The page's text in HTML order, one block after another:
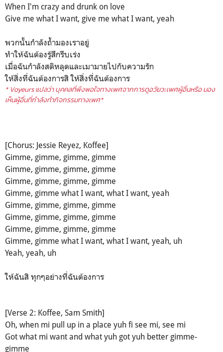
When I'm crazy and drunk on love
Give me what I want, give me what I want, yeah
พวกนั้นกำลังถ้ำมองเราอยู่
ทำให้ฉันต้องรู้สึกรีบเร่ง
เมื่อฉันกำลังสติหลุดและเมามายไปกับความรัก
ให้สิ่งที่ฉันต้องการสิ ให้สิ่งที่ฉันต้องการ
* Voyeurs แปลว่า บุคคลที่พึงพอใจทางเพศจากการดูอวัยวะเพศผู้อื่นหรือ มอง
เห็นผู้อื่นที่กำลังทำกิจกรรมทางเพศ*
[Chorus: Jessie Reyez, Koffee]
Gimme, gimme, gimme, gimme
Gimme, gimme, gimme, gimme
Gimme, gimme, gimme, gimme
Gimme, gimme what I want, what I want, yeah
Gimme, gimme, gimme, gimme
Gimme, gimme, gimme, gimme
Gimme, gimme, gimme, gimme
Gimme, gimme what I want, what I want, yeah, uh
Yeah, yeah, uh
ให้ฉันสิ ทุกๆอย่างที่ฉันต้องการ
[Verse 2: Koffee, Sam Smith]
Oh, when mi pull up in a place yuh fi see mi, see mi
Got what mi want and what yuh got yuh better gimme-
gimme